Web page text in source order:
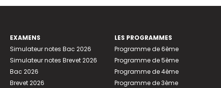
EXAMENS
Simulateur notes Bac 2026
Simulateur notes Brevet 2026
Bac 2026
Brevet 2026
LES PROGRAMMES
Programme de 6ème
Programme de 5ème
Programme de 4ème
Programme de 3ème